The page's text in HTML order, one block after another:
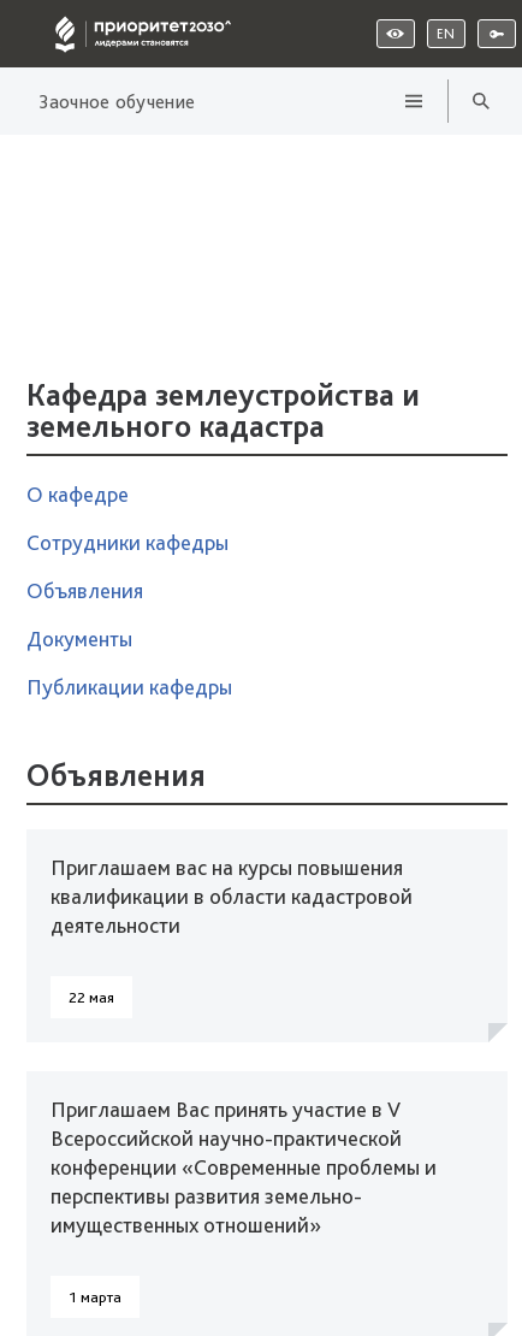
EN
Заочное обучение
Кафедра землеустройства и
земельного кадастра
О кафедре
Сотрудники кафедры
Объявления
Документы
Публикации кафедры
Объявления
Приглашаем вас на курсы повышения
квалификации в области кадастровой
деятельности
22 мая
Приглашаем Вас принять участие в V
Всероссийской научно-практической
конференции «Современные проблемы и
перспективы развития земельно-
имущественных отношений»
1 марта